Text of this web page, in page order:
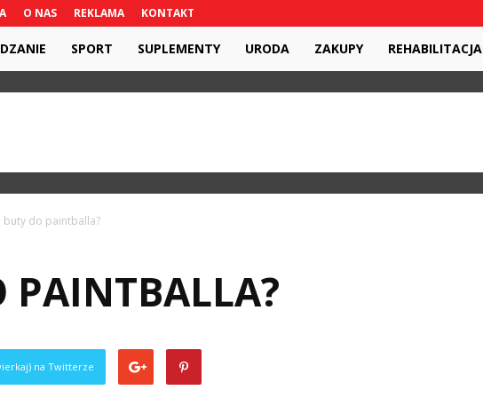
O NAS REKLAMA KONTAKT
SPORT SUPLEMENTY URODA ZAKUPY REHABILITACJA
buty do paintballa?
PAINTBALLA?
na Twitterze